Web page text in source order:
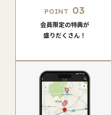
POINT 03
会員限定の特典が
盛りだくさん！